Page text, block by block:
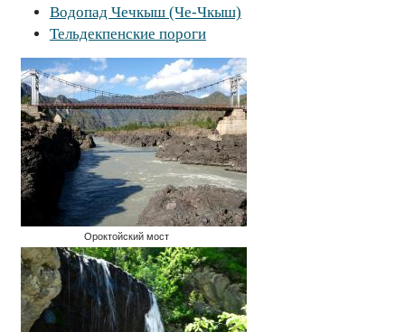
Водопад Чечкыш (Че-Чкыш)
Тельдекпенские пороги
Ороктойский мост